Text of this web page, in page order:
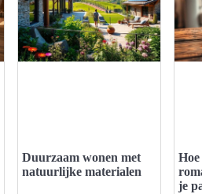
Duurzaam wonen met
natuurlijke materialen
Hoe
je